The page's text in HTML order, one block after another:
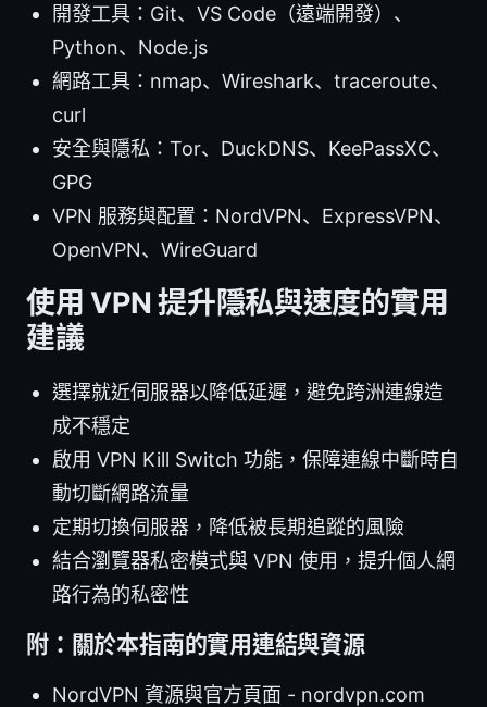
開發工具：Git、VS Code（遠端開發）、
Python、Node.js
網路工具：nmap、Wireshark、traceroute、
curl
安全與隱私：Tor、DuckDNS、KeePassXC、
GPG
VPN 服務與配置：NordVPN、ExpressVPN、
OpenVPN、WireGuard
使用 VPN 提升隱私與速度的實用
建議
選擇就近伺服器以降低延遲，避免跨洲連線造
成不穩定
啟用 VPN Kill Switch 功能，保障連線中斷時自
動切斷網路流量
定期切換伺服器，降低被長期追蹤的風險
結合瀏覽器私密模式與 VPN 使用，提升個人網
路行為的私密性
附：關於本指南的實用連結與資源
NordVPN 資源與官方頁面 - nordvpn.com